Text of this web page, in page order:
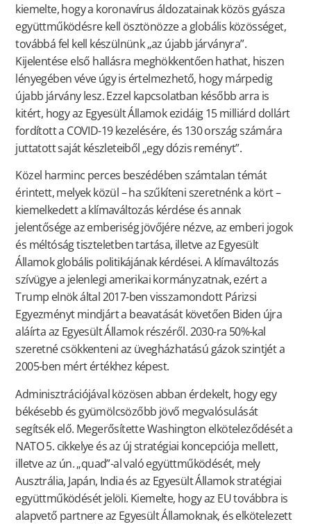
kiemelte, hogy a koronavírus áldozatainak közös gyásza
együttműködésre kell ösztönözze a globális közösséget,
továbbá fel kell készülnünk „az újabb járványra”.
Kijelentése első hallásra meghökkentően hathat, hiszen
lényegében véve úgy is értelmezhető, hogy márpedig
újabb járvány lesz. Ezzel kapcsolatban később arra is
kitért, hogy az Egyesült Államok ezidáig 15 milliárd dollárt
fordított a COVID-19 kezelésére, és 130 ország számára
juttatott saját készleteiből „egy dózis reményt”.
Közel harminc perces beszédében számtalan témát
érintett, melyek közül – ha szűkíteni szeretnénk a kört –
kiemelkedett a klímaváltozás kérdése és annak
jelentősége az emberiség jövőjére nézve, az emberi jogok
és méltóság tiszteletben tartása, illetve az Egyesült
Államok globális politikájának kérdései. A klímaváltozás
szívügye a jelenlegi amerikai kormányzatnak, ezért a
Trump elnök által 2017-ben visszamondott Párizsi
Egyezményt mindjárt a beavatását követően Biden újra
aláírta az Egyesült Államok részéről. 2030-ra 50%-kal
szeretné csökkenteni az üvegházhatású gázok szintjét a
2005-ben mért értékhez képest.
Adminisztrációjával közösen abban érdekelt, hogy egy
békésebb és gyümölcsözőbb jövő megvalósulását
segítsék elő. Megerősítette Washington elköteleződését a
NATO 5. cikkelye és az új stratégiai koncepciója mellett,
illetve az ún. „quad”-al való együttműködését, mely
Ausztrália, Japán, India és az Egyesült Államok stratégiai
együttműködését jelöli. Kiemelte, hogy az EU továbbra is
alapvető partnere az Egyesült Államoknak, és elkötelezett